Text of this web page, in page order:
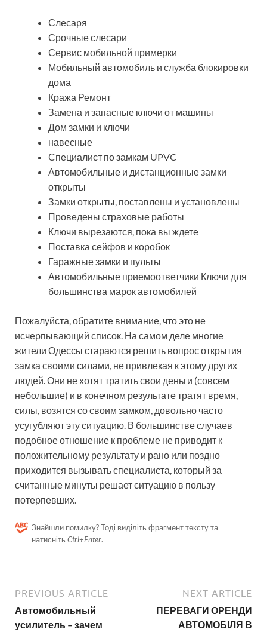
Слесаря
Срочные слесари
Сервис мобильной примерки
Мобильный автомобиль и служба блокировки
дома
Кража Ремонт
Замена и запасные ключи от машины
Дом замки и ключи
навесные
Специалист по замкам UPVC
Автомобильные и дистанционные замки
открыты
Замки открыты, поставлены и установлены
Проведены страховые работы
Ключи вырезаются, пока вы ждете
Поставка сейфов и коробок
Гаражные замки и пульты
Автомобильные приемоответчики Ключи для
большинства марок автомобилей
Пожалуйста, обратите внимание, что это не
исчерпывающий список. На самом деле многие
жители Одессы стараются решить вопрос открытия
замка своими силами, не привлекая к этому других
людей. Они не хотят тратить свои деньги (совсем
небольшие) и в конечном результате тратят время,
силы, возятся со своим замком, довольно часто
усугубляют эту ситуацию. В большинстве случаев
подобное отношение к проблеме не приводит к
положительному результату и рано или поздно
приходится вызывать специалиста, который за
считанные минуты решает ситуацию в пользу
потерпевших.
Знайшли помилку? Тоді виділіть фрагмент тексту та
натисніть Ctrl+Enter.
PREVIOUS ARTICLE
Автомобильный
усилитель – зачем
NEXT ARTICLE
ПЕРЕВАГИ ОРЕНДИ
АВТОМОБІЛЯ В